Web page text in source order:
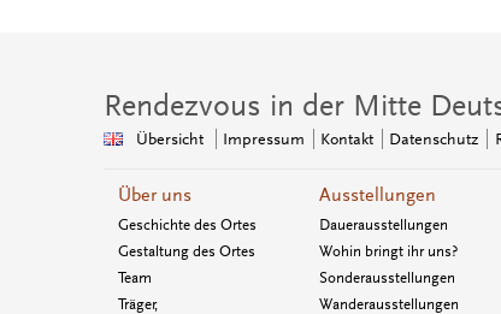
Rendezvous in der Mitte
Übersicht Impressum Kontakt Datenschutz
Über uns
Geschichte des Ortes
Gestaltung des Ortes
Team
Träger,
Ausstellungen
Dauerausstellungen
Wohin bringt ihr uns?
Sonderausstellungen
Wanderausstellungen